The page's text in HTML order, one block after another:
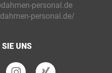
personal.de
personal.de/
SIE UNS